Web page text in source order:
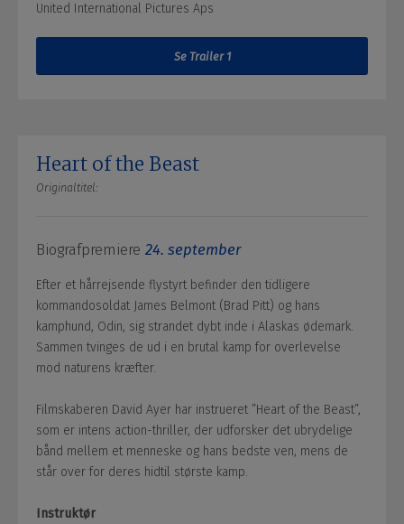
United International Pictures Aps
Se Trailer 1
Heart of the Beast
Originaltitel:
Biografpremiere 24. september
Efter et hårrejsende flystyrt befinder den tidligere
kommandosoldat James Belmont (Brad Pitt) og hans
kamphund, Odin, sig strandet dybt inde i Alaskas ødemark.
Sammen tvinges de ud i en brutal kamp for overlevelse
mod naturens kræfter.
Filmskaberen David Ayer har instrueret ”Heart of the Beast”,
som er intens action-thriller, der udforsker det ubrydelige
bånd mellem et menneske og hans bedste ven, mens de
står over for deres hidtil største kamp.
Instruktør